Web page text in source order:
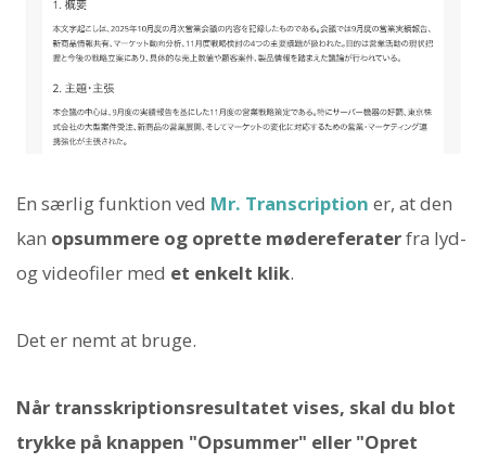
En særlig funktion ved Mr. Transcription er, at den
kan opsummere og oprette mødereferaterfra lyd-
og videofiler med et enkelt klik.
Det er nemt at bruge.
Når transskriptionsresultatet vises, skal du blot
trykke på knappen "Opsummer" eller "Opret